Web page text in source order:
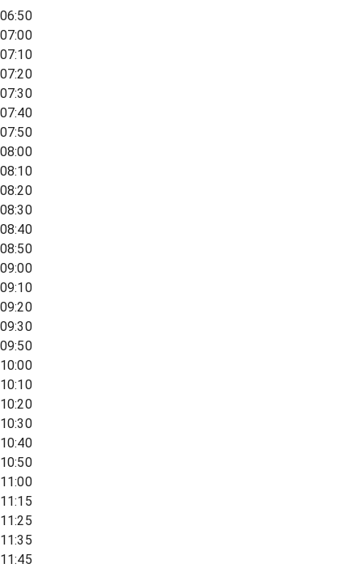
06:50
07:00
07:10
07:20
07:30
07:40
07:50
08:00
08:10
08:20
08:30
08:40
08:50
09:00
09:10
09:20
09:30
09:50
10:00
10:10
10:20
10:30
10:40
10:50
11:00
11:15
11:25
11:35
11:45